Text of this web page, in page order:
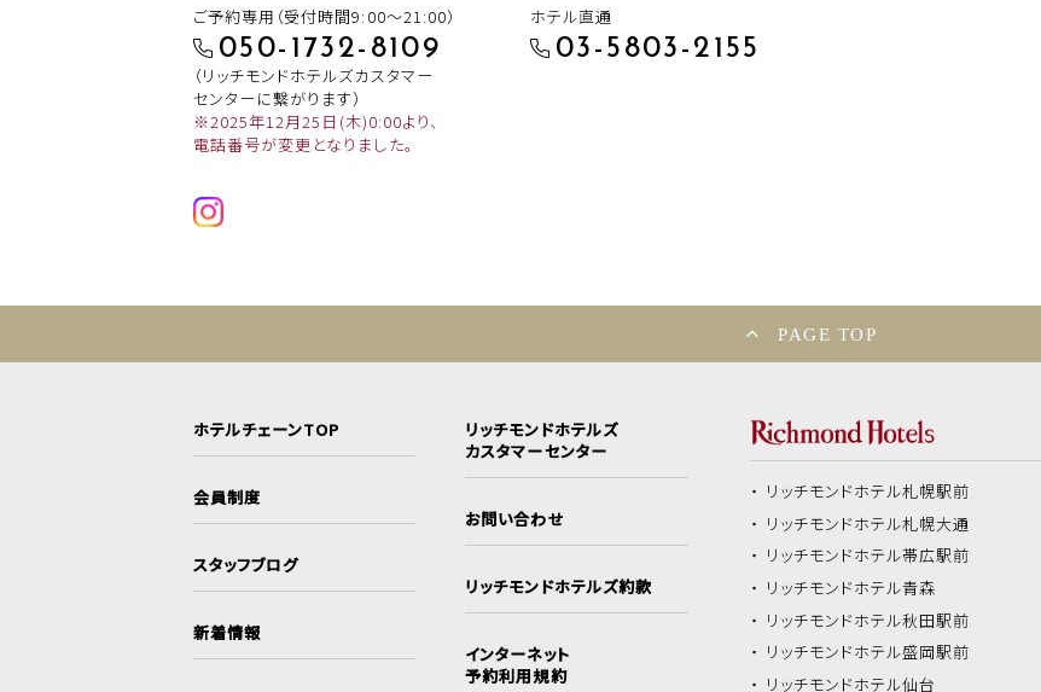
ご予約専用（受付時間9:00～21:00）
050-1732-8109
（リッチモンドホテルズカスタマー
センターに繋がります）
※2025年12月25日(木)0:00より、
電話番号が変更となりました。
ホテル直通
03-5803-2155
PAGE TOP
ホテルチェーンTOP
会員制度
スタッフブログ
新着情報
リッチモンドホテルズ
カスタマーセンター
お問い合わせ
リッチモンドホテルズ約款
インターネット
予約利用規約
リッチモンドホテル札幌駅前
リッチモンドホテル札幌大通
リッチモンドホテル帯広駅前
リッチモンドホテル青森
リッチモンドホテル秋田駅前
リッチモンドホテル盛岡駅前
リッチモンドホテル仙台